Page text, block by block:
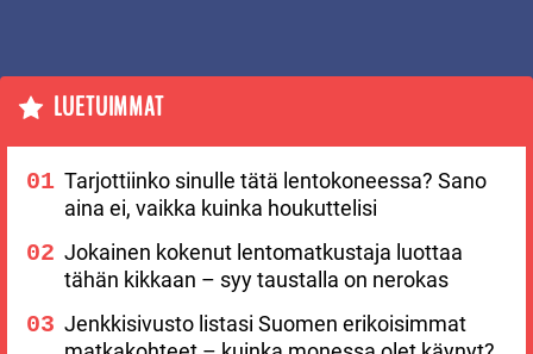
LUETUIMMAT
Tarjottiinko sinulle tätä lentokoneessa? Sano
aina ei, vaikka kuinka houkuttelisi
Jokainen kokenut lentomatkustaja luottaa
tähän kikkaan – syy taustalla on nerokas
Jenkkisivusto listasi Suomen erikoisimmat